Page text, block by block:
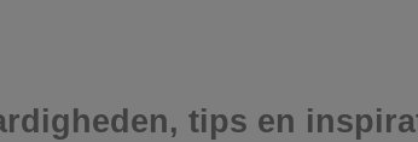
tips en